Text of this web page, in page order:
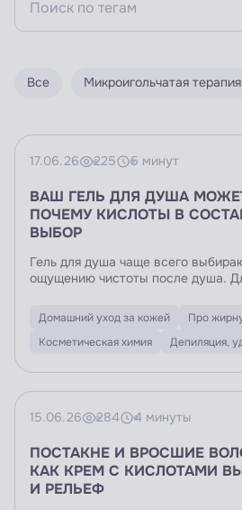
Все Микроигольчатая терапия
17.06.26 225 5 минут
ВАШ ГЕЛЬ ДЛЯ ДУША
ПОЧЕМУ КИСЛОТЫ В
ВЫБОР
Гель для душа чаще всего
ощущению чистоты после душа.
Домашний уход за кожей
Про
Косметическая химия
Депиляция,
15.06.26 284 4 минуты
ПОСТАКНЕ И ВРОСШИЕ
КАК КРЕМ С КИСЛОТАМИ
И РЕЛЬЕФ